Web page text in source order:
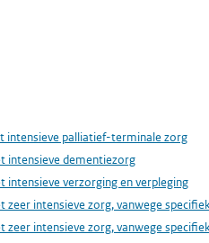
intensieve palliatief-terminale zorg
intensieve dementiezorg
intensieve verzorging en verpleging
zeer intensieve zorg, vanwege
zeer intensieve zorg, vanwege